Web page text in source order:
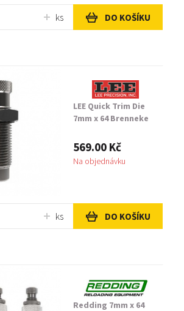
ks DO KOŠÍKU
LEE Quick Trim Die
7mm x 64 Brenneke
569.00 Kč
Na objednávku
ks DO KOŠÍKU
Redding 7mm x 64